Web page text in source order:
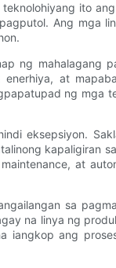
ito
Ang mga
ng mahalagang
at
ng mga
eksepsiyon.
kapaligiran
at
sa
na linya ng
iangkop ang